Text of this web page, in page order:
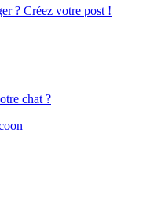
? Créez votre post !
chat ?